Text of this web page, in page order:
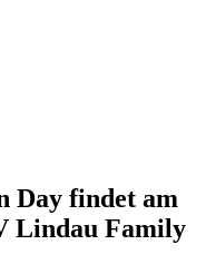
Day findet am
Lindau Family